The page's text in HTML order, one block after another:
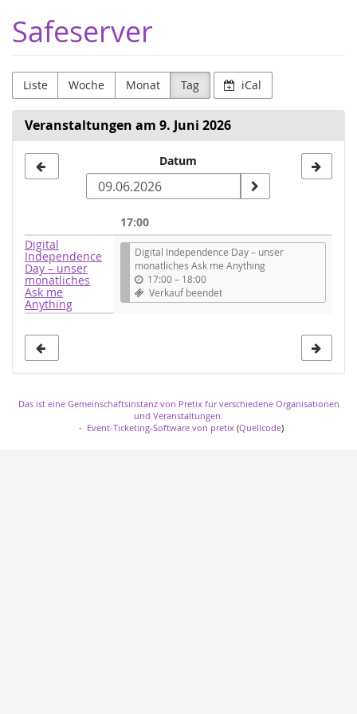
Haupt-
Inhalt
Safeserver
Liste Woche Monat Tag iCal
Veranstaltungen am 9. Juni 2026
zur
auswählen
Datum
17:00
Digital
Independence
Day – unser
monatliches
Ask me
Anything
Digital Independence Day – unser
monatliches Ask me Anything
17:00– 18:00
Verkauf beendet
Das ist eine Gemeinschaftsinstanz von Pretix für verschiedene Organisationen
und Veranstaltungen.
Event-Ticketing-Software von pretix(Quellcode)